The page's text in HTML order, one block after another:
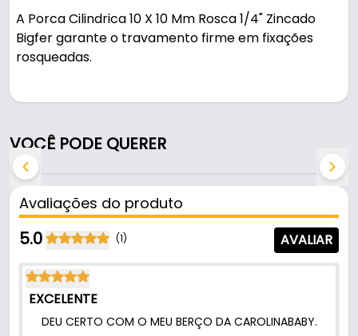
A Porca Cilindrica 10 X 10 Mm Rosca 1/4" Zincado
Bigfer garante o travamento firme em fixações
rosqueadas.
Características:
- Marca: Bigfer
- Modelo: Porca Cilindrica
- Material do corpo: Zamac
- Cor: Zincado
- Rosca: ¼”
- Diâmetro: Ø10 mm
- Comprimento: 10 mm
- Comercializado: Unidades
- Furos encaixe: 10 mm
VOCÊ PODE QUERER
Avaliações do produto
5.0 (1) AVALIAR
EXCELENTE
DEU CERTO COM O MEU BERÇO DA CAROLINABABY.